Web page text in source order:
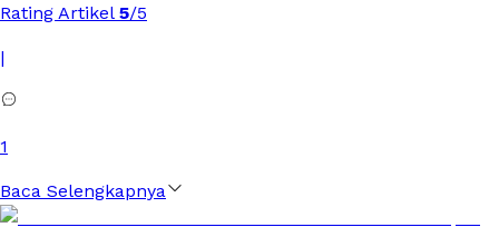
Rating Artikel 5/5
|
1
Baca Selengkapnya